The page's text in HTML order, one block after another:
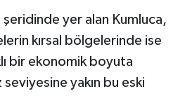
şeridinde yer alan Kumluca,
kırsal bölgelerinde ise
bir ekonomik boyuta
seviyesine yakın bu eski